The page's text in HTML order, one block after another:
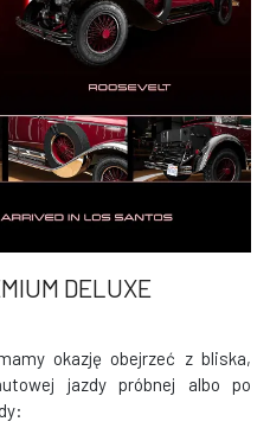
DELUXE
okazję obejrzeć z bliska,
jazdy próbnej albo po